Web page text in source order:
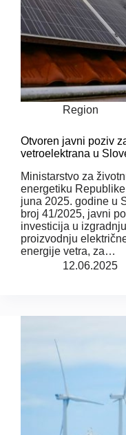
Region
Otvoren javni poziv
vetroelektrana u
Ministarstvo za
energetiku
juna 2025. godine u
broj 41/2025, javni
investicija u
proizvodnju
energije vetra, za…
12.06.2025